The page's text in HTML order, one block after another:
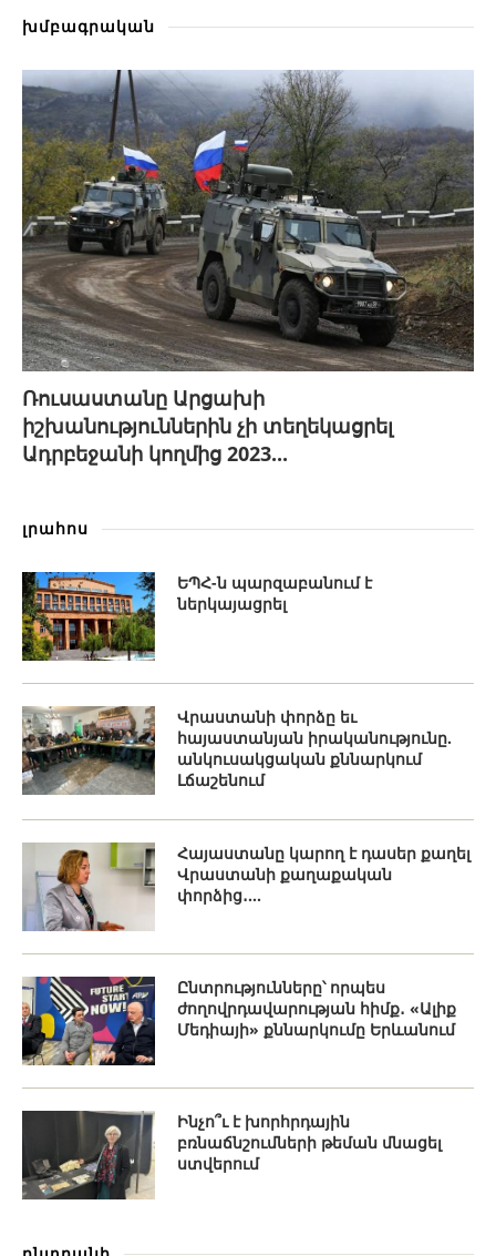
խմբագրական
Ռուսաստանը Արցախի
իշխանություններին չի տեղեկացրել
Ադրբեջանի կողմից 2023...
լրահոս
ԵՊՀ-ն պարզաբանում է
ներկայացրել
Վրաստանի փորձը եւ
հայաստանյան իրականությունը.
անկուսակցական քննարկում
Լճաշենում
Հայաստանը կարող է դասեր քաղել
Վրաստանի քաղաքական
փորձից․...
Ընտրությունները՝ որպես
ժողովրդավարության հիմք․ «Ալիք
Մեդիայի» քննարկումը Երևանում
Ինչո՞ւ է խորհրդային
բռնաճնշումների թեման մնացել
ստվերում